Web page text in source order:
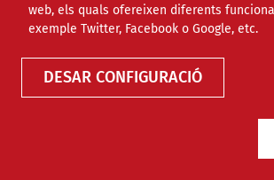
web, els quals ofereixen diferents
exemple Twitter, Facebook o Google, etc.
DESAR CONFIGURACIÓ
F
a
X Compartir en altres
05/04/2023
Entitat redactora F Pere Tarrés